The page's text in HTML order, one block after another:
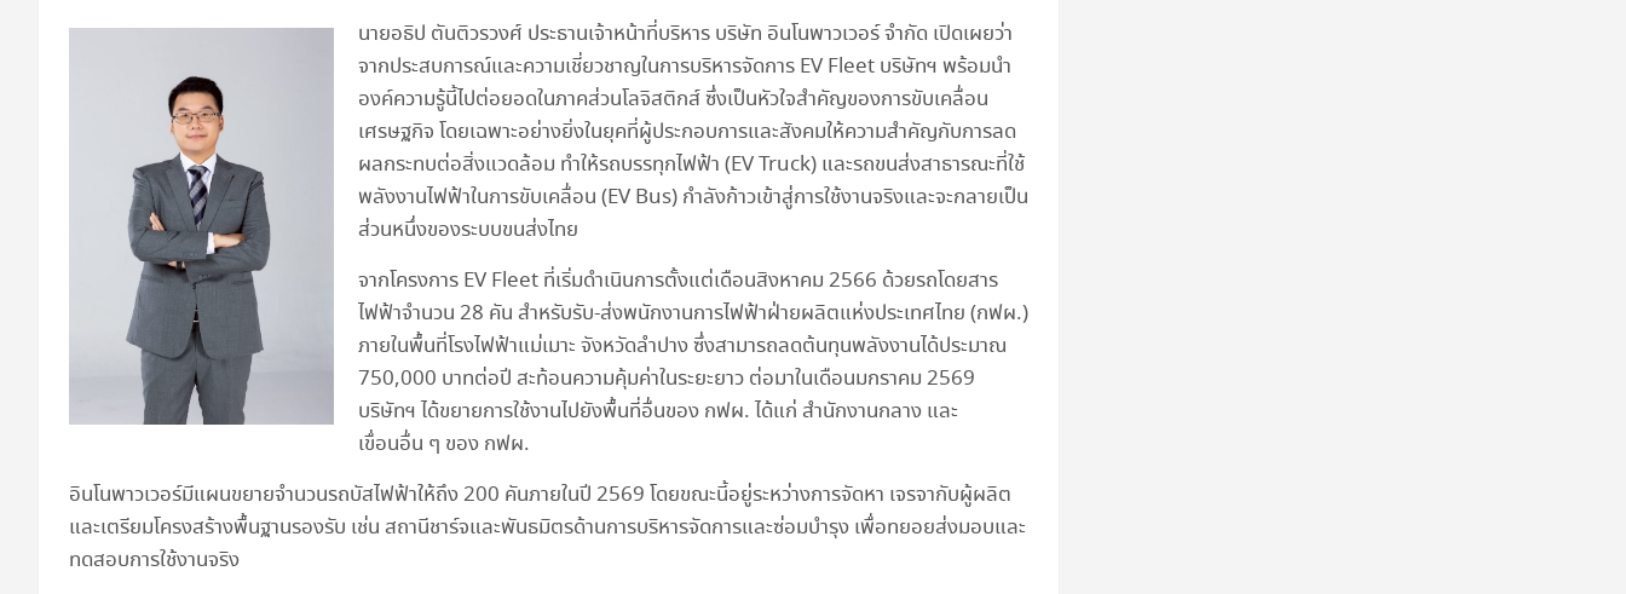
นายอธิป ตันติวรวงศ์ ประธานเจ้าหน้าที่บริหาร บริษัท อินโนพาวเวอร์ จำกัด เปิดเผยว่า
จากประสบการณ์และความเชี่ยวชาญในการบริหารจัดการ EV Fleet บริษัทฯ พร้อมนำ
องค์ความรู้นี้ไปต่อยอดในภาคส่วนโลจิสติกส์ ซึ่งเป็นหัวใจสำคัญของการขับเคลื่อน
เศรษฐกิจ โดยเฉพาะอย่างยิ่งในยุคที่ผู้ประกอบการและสังคมให้ความสำคัญกับการลด
ผลกระทบต่อสิ่งแวดล้อม ทำให้รถบรรทุกไฟฟ้า (EV Truck) และรถขนส่งสาธารณะที่ใช้
พลังงานไฟฟ้าในการขับเคลื่อน (EV Bus) กำลังก้าวเข้าสู่การใช้งานจริงและจะกลายเป็น
ส่วนหนึ่งของระบบขนส่งไทย
จากโครงการ EV Fleet ที่เริ่มดำเนินการตั้งแต่เดือนสิงหาคม 2566 ด้วยรถโดยสาร
ไฟฟ้าจำนวน 28 คัน สำหรับรับ-ส่งพนักงานการไฟฟ้าฝ่ายผลิตแห่งประเทศไทย (กฟผ.)
ภายในพื้นที่โรงไฟฟ้าแม่เมาะ จังหวัดลำปาง ซึ่งสามารถลดต้นทุนพลังงานได้ประมาณ
750,000 บาทต่อปี สะท้อนความคุ้มค่าในระยะยาว ต่อมาในเดือนมกราคม 2569
บริษัทฯ ได้ขยายการใช้งานไปยังพื้นที่อื่นของ กฟผ. ได้แก่ สำนักงานกลาง และ
เขื่อนอื่น ๆ ของ กฟผ.
อินโนพาวเวอร์มีแผนขยายจำนวนรถบัสไฟฟ้าให้ถึง 200 คันภายในปี 2569 โดยขณะนี้อยู่ระหว่างการจัดหา เจรจากับผู้ผลิต
และเตรียมโครงสร้างพื้นฐานรองรับ เช่น สถานีชาร์จและพันธมิตรด้านการบริหารจัดการและซ่อมบำรุง เพื่อทยอยส่งมอบและ
ทดสอบการใช้งานจริง